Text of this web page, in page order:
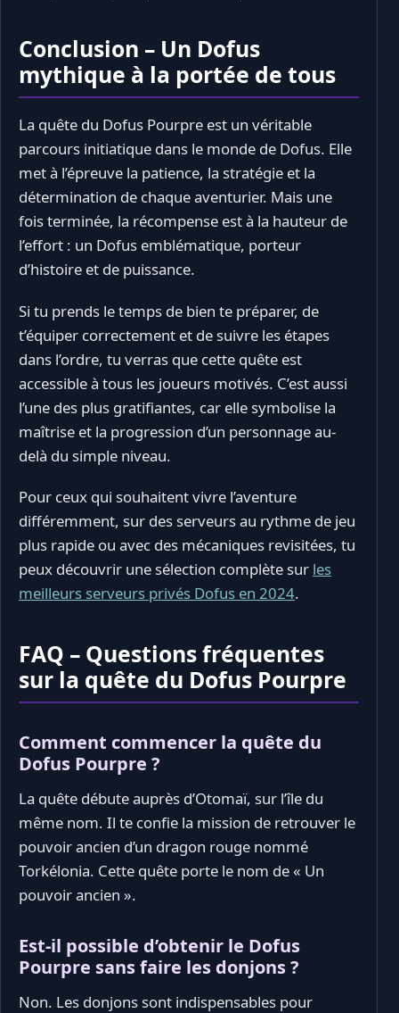
Conclusion – Un Dofus
mythique à la portée de tous
La quête du Dofus Pourpre est un véritable
parcours initiatique dans le monde de Dofus. Elle
met à l’épreuve la patience, la stratégie et la
détermination de chaque aventurier. Mais une
fois terminée, la récompense est à la hauteur de
l’effort : un Dofus emblématique, porteur
d’histoire et de puissance.
Si tu prends le temps de bien te préparer, de
t’équiper correctement et de suivre les étapes
dans l’ordre, tu verras que cette quête est
accessible à tous les joueurs motivés. C’est aussi
l’une des plus gratifiantes, car elle symbolise la
maîtrise et la progression d’un personnage au-
delà du simple niveau.
Pour ceux qui souhaitent vivre l’aventure
différemment, sur des serveurs au rythme de jeu
plus rapide ou avec des mécaniques revisitées, tu
peux découvrir une sélection complète sur les
meilleurs serveurs privés Dofus en 2024.
FAQ – Questions fréquentes
sur la quête du Dofus Pourpre
Comment commencer la quête du
Dofus Pourpre ?
La quête débute auprès d’Otomaï, sur l’île du
même nom. Il te confie la mission de retrouver le
pouvoir ancien d’un dragon rouge nommé
Torkélonia. Cette quête porte le nom de « Un
pouvoir ancien ».
Est-il possible d’obtenir le Dofus
Pourpre sans faire les donjons ?
Non. Les donjons sont indispensables pour